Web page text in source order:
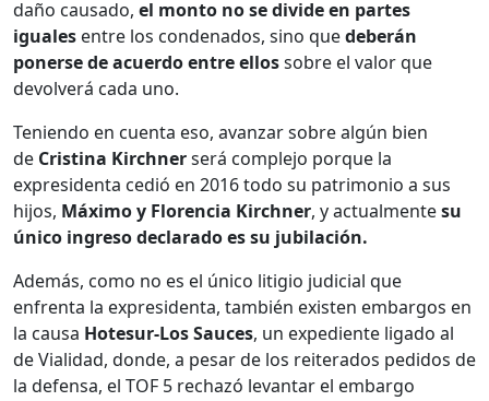
daño causado, el monto no se divide en partes
iguales entre los condenados, sino quedeberán
ponerse de acuerdo entre ellossobre el valor que
devolverá cada uno.
Teniendo en cuenta eso, avanzar sobre algún bien
de Cristina Kirchnerserá complejo porque la
expresidenta cedió en 2016 todo su patrimonio a sus
hijos, Máximo y Florencia Kirchner, y actualmentesu
único ingreso declarado es su jubilación.
Además, como no es el único litigio judicial que
enfrenta la expresidenta, también existen embargos en
la causa Hotesur-Los Sauces, un expediente ligado al
de Vialidad, donde, a pesar de los reiterados pedidos de
la defensa, el TOF 5 rechazó levantar el embargo